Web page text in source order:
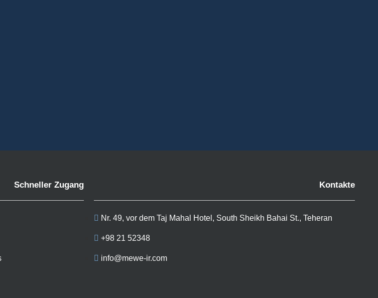
Schneller Zugang Kontakte
Nr. 49, vor dem Taj Mahal Hotel, South Sheikh Bahai St., Teheran
+98 21 52348
info@mewe-ir.com